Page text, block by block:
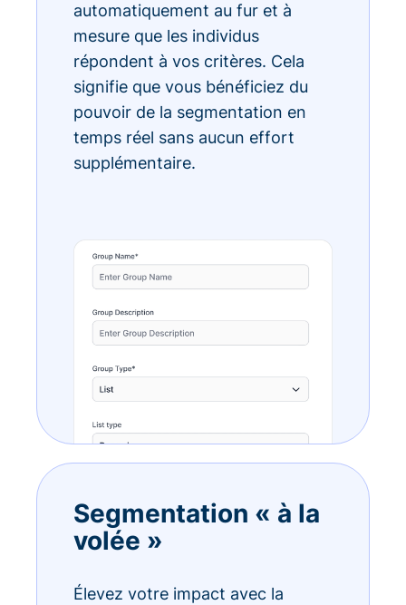
automatiquement au fur et à
mesure que les individus
répondent à vos critères. Cela
signifie que vous bénéficiez du
pouvoir de la segmentation en
temps réel sans aucun effort
supplémentaire.
Segmentation « à la
volée »
Élevez votre impact avec la